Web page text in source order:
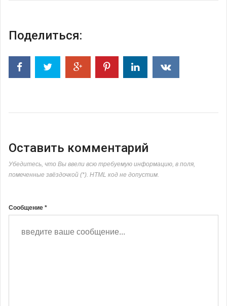
Поделиться:
Оставить комментарий
Убедитесь, что Вы ввели всю требуемую информацию, в поля,
помеченные звёздочкой (*). HTML код не допустим.
Сообщение *